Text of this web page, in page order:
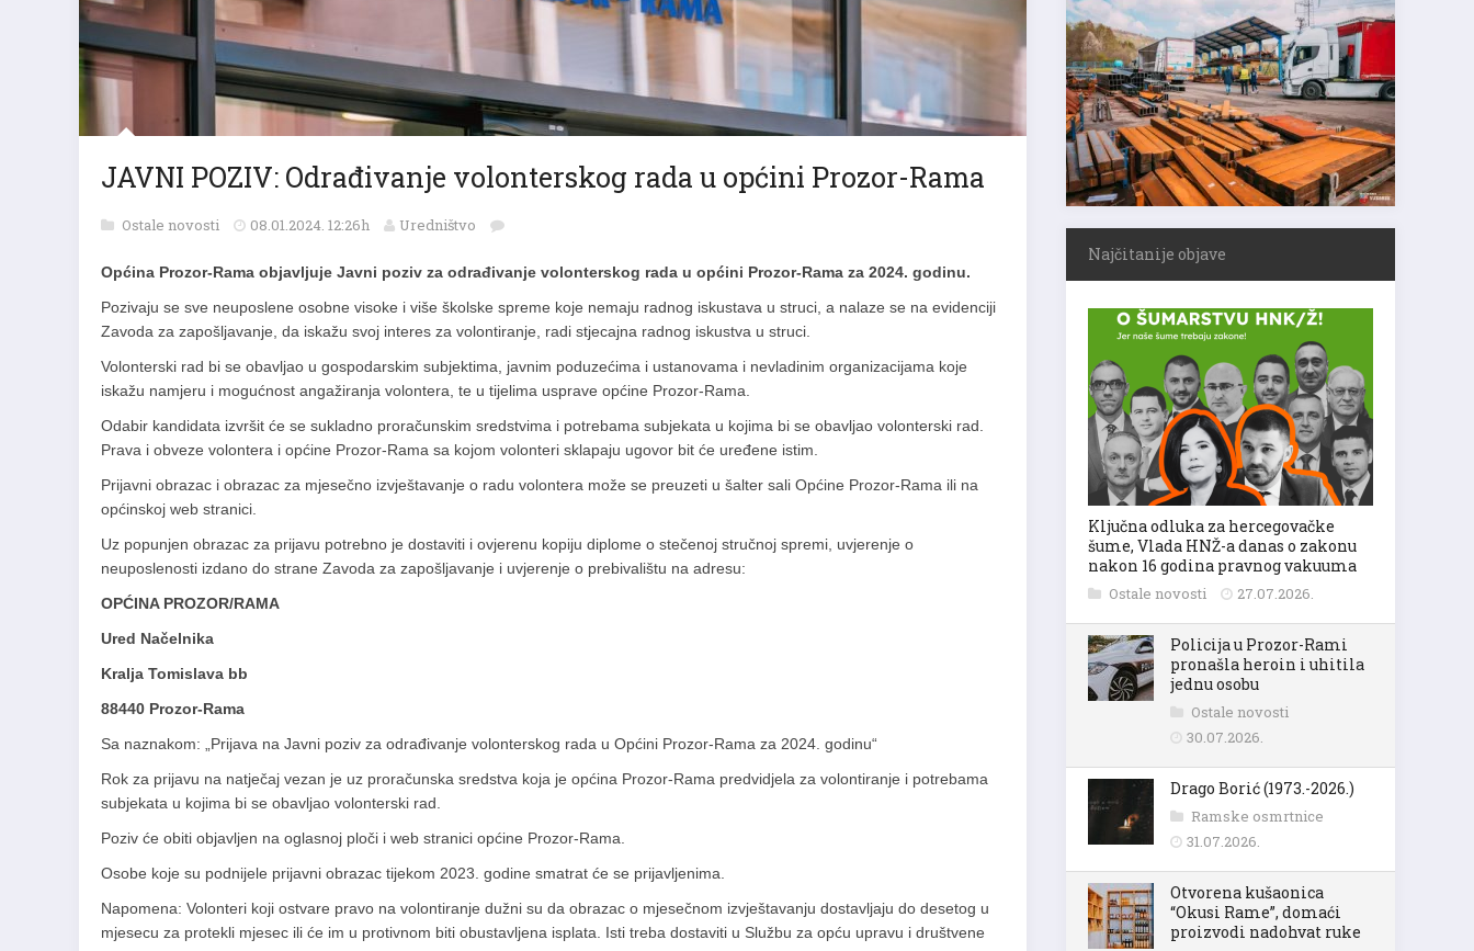
JAVNI POZIV: Odrađivanje volonterskog rada u općini Prozor-Rama
Ostale novosti 08.01.2024. 12:26h Uredništvo
Općina Prozor-Rama objavljuje Javni poziv za odrađivanje volonterskog rada u općini Prozor-Rama za 2024. godinu.
Pozivaju se sve neuposlene osobne visoke i više školske spreme koje nemaju radnog iskustava u struci, a nalaze se na evidenciji
Zavoda za zapošljavanje, da iskažu svoj interes za volontiranje, radi stjecajna radnog iskustva u struci.
Volonterski rad bi se obavljao u gospodarskim subjektima, javnim poduzećima i ustanovama i nevladinim organizacijama koje
iskažu namjeru i mogućnost angažiranja volontera, te u tijelima usprave općine Prozor-Rama.
Odabir kandidata izvršit će se sukladno proračunskim sredstvima i potrebama subjekata u kojima bi se obavljao volonterski rad.
Prava i obveze volontera i općine Prozor-Rama sa kojom volonteri sklapaju ugovor bit će uređene istim.
Prijavni obrazac i obrazac za mjesečno izvještavanje o radu volontera može se preuzeti u šalter sali Općine Prozor-Rama ili na
općinskoj web stranici.
Uz popunjen obrazac za prijavu potrebno je dostaviti i ovjerenu kopiju diplome o stečenoj stručnoj spremi, uvjerenje o
neuposlenosti izdano do strane Zavoda za zapošljavanje i uvjerenje o prebivalištu na adresu:
OPĆINA PROZOR/RAMA
Ured Načelnika
Kralja Tomislava bb
88440 Prozor-Rama
Sa naznakom: „Prijava na Javni poziv za odrađivanje volonterskog rada u Općini Prozor-Rama za 2024. godinu“
Rok za prijavu na natječaj vezan je uz proračunska sredstva koja je općina Prozor-Rama predvidjela za volontiranje i potrebama
subjekata u kojima bi se obavljao volonterski rad.
Poziv će obiti objavljen na oglasnoj ploči i web stranici općine Prozor-Rama.
Osobe koje su podnijele prijavni obrazac tijekom 2023. godine smatrat će se prijavljenima.
Napomena: Volonteri koji ostvare pravo na volontiranje dužni su da obrazac o mjesečnom izvještavanju dostavljaju do desetog u
mjesecu za protekli mjesec ili će im u protivnom biti obustavljena isplata. Isti treba dostaviti u Službu za opću upravu i društvene
Najčitanije objave
Ključna odluka za hercegovačke
šume, Vlada HNŽ-a danas o zakonu
nakon 16 godina pravnog vakuuma
Ostale novosti 27.07.2026.
Policija u Prozor-Rami
pronašla heroin i uhitila
jednu osobu
Ostale novosti
30.07.2026.
Drago Borić (1973.-2026.)
Ramske osmrtnice
31.07.2026.
Otvorena kušaonica
“Okusi Rame”, domaći
proizvodi nadohvat ruke